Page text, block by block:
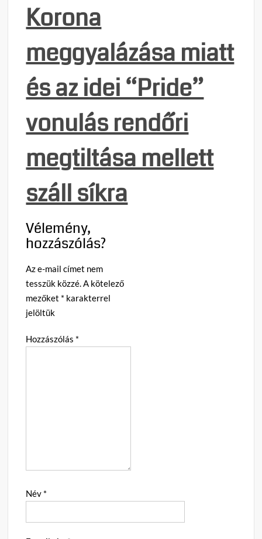
Korona
meggyalázása miatt
és az idei “Pride”
vonulás rendőri
megtiltása mellett
száll síkra
Vélemény,
hozzászólás?
Az e-mail címet nem
tesszük közzé.A kötelező
mezőket * karakterrel
jelöltük
Hozzászólás *
Név *